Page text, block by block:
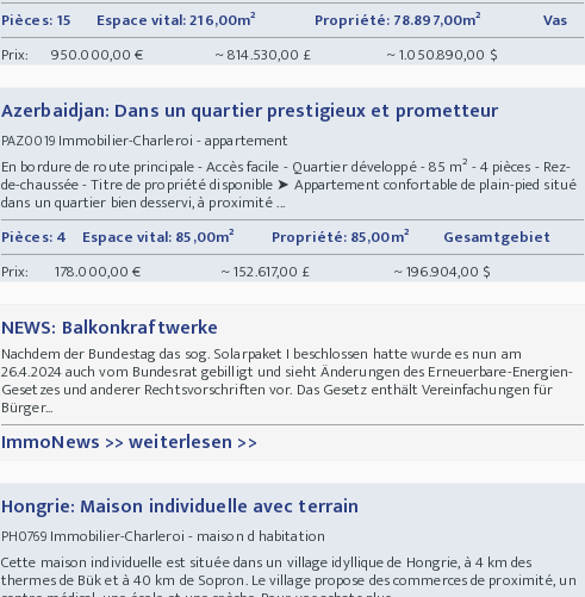
Pièces: 15
Espace vital: 216,00m² Propriété: 78.897,00m²
Vas
Prix:
950.000,00 € ~ 814.530,00 £ ~ 1.050.890,00 $
Azerbaidjan: Dans un quartier prestigieux et prometteur
PAZ0019Immobilier-Charleroi - appartement
En bordure de route principale - Accès facile - Quartier développé - 85 m² - 4 pièces - Rez-
de-chaussée - Titre de propriété disponible ➤ Appartement confortable de plain-pied situé
dans un quartier bien desservi, à proximité ...
Pièces: 4
Espace vital: 85,00m² Propriété: 85,00m²
Gesamtgebiet
Prix:
178.000,00 € ~ 152.617,00 £ ~ 196.904,00 $
NEWS: Balkonkraftwerke
Nachdem der Bundestag das sog. Solarpaket I beschlossen hatte wurde es nun am
26.4.2024 auch vom Bundesrat gebilligt und sieht Änderungen des Erneuerbare-Energien-
Gesetzes und anderer Rechtsvorschriften vor. Das Gesetz enthält Vereinfachungen für
Bürger...
ImmoNews >> weiterlesen >>
Hongrie: Maison individuelle avec terrain
PH0769Immobilier-Charleroi - maison d habitation
Cette maison individuelle est située dans un village idyllique de Hongrie, à 4 km des
thermes de Bük et à 40 km de Sopron. Le village propose des commerces de proximité, un